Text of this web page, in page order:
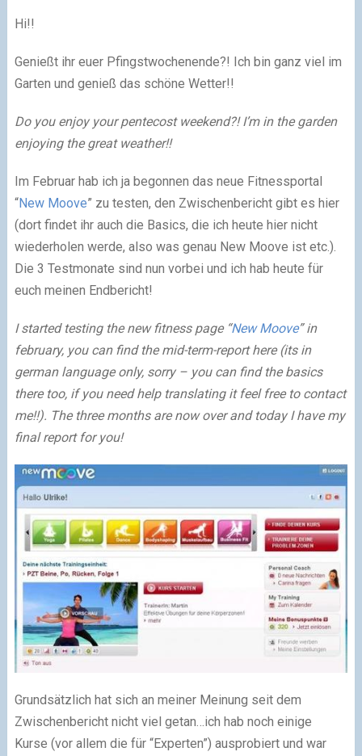
Hi!!
Genießt ihr euer Pfingstwochenende?! Ich bin ganz viel im
Garten und genieß das schöne Wetter!!
Do you enjoy your pentecost weekend?! I’m in the garden
enjoying the great weather!!
Im Februar hab ich ja begonnen das neue Fitnessportal
“New Moove” zu testen, den Zwischenbericht gibt es hier
(dort findet ihr auch die Basics, die ich heute hier nicht
wiederholen werde, also was genau New Moove ist etc.).
Die 3 Testmonate sind nun vorbei und ich hab heute für
euch meinen Endbericht!
I started testing the new fitness page “New Moove” in
february, you can find the mid-term-report here (its in
german language only, sorry – you can find the basics
there too, if you need help translating it feel free to contact
me!!). The three months are now over and today I have my
final report for you!
Grundsätzlich hat sich an meiner Meinung seit dem
Zwischenbericht nicht viel getan…ich hab noch einige
Kurse (vor allem die für “Experten”) ausprobiert und war